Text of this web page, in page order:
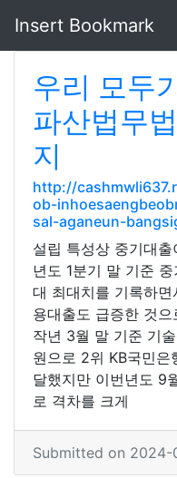
Insert Bookmark
우리 모두
파산법무
지
http://
ob-
sal-aganeun-
설립 특성상 중기대
년도 1분기 말 기준
대 최대치를 기록하
용대출도 급증한 것
작년 3월 말 기준 기
원으로 2위 KB국민
달했지만 이번년도 9
로 격차를 크게
Submitted on 2024-